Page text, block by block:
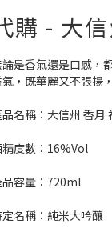
購 - 大
是香氣還是口感，
，既華麗又不張揚
品名稱：大信州 香月
度數：16%Vol
品容量：720ml
名稱：純米大吟釀